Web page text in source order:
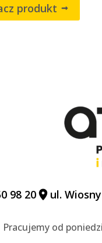
produkt
98 20 ul.
Pracujemy od